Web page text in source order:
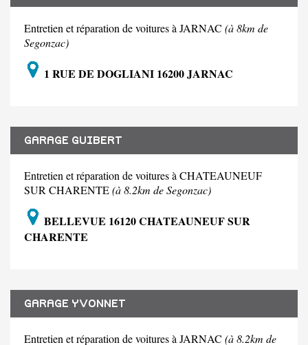
Entretien et réparation de voitures à JARNAC (à 8km de
Segonzac)
1 RUE DE DOGLIANI 16200 JARNAC
GARAGE GUIBERT
Entretien et réparation de voitures à CHATEAUNEUF
SUR CHARENTE(à 8.2km de Segonzac)
BELLEVUE 16120 CHATEAUNEUF SUR
CHARENTE
GARAGE YVONNET
Entretien et réparation de voitures à JARNAC (à 8.2km de